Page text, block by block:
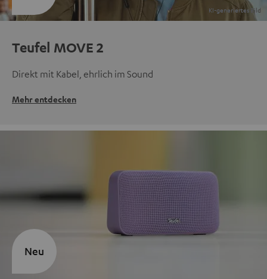
Teufel MOVE 2
Direkt mit Kabel, ehrlich im Sound
Mehr entdecken
Neu